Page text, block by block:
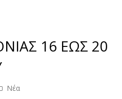
16 ΕΩΣ 20
Νέα